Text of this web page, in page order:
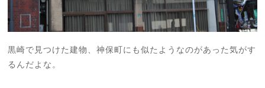
黒崎で見つけた建物、神保町にも似たようなのがあった気がす
るんだよな。